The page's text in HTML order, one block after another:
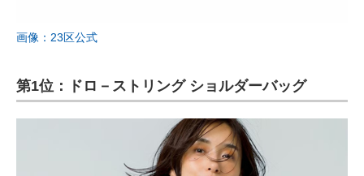
画像：23区公式
第1位：ドロ－ストリング ショルダーバッグ